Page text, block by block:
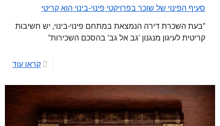
סעיף הפינוי של שוכר בפרויקטי פינוי-בינוי הוא קריטי
"בעת השכרת דירה הנמצאת במתחם פינוי-בינוי, יש חשיבות
קריטית לעיגון מנגנון 'גב אל גב' בהסכם השכירות"
קראו עוד